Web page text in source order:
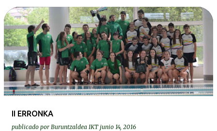
II ERRONKA
publicado por Buruntzaldea IKT junio 14, 2016